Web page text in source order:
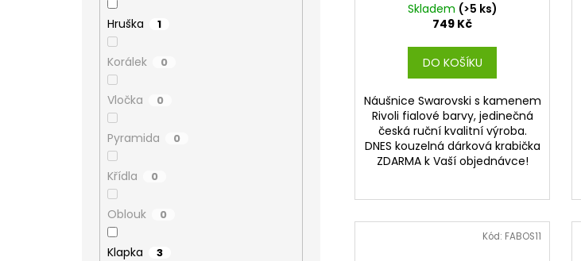
Hruška 1
Korálek 0
Vločka 0
Pyramida 0
Křídla 0
Oblouk 0
Klapka 3
Skladem (>5 ks)
749 Kč
DO KOŠÍKU
Náušnice Swarovski s kamenem
Rivoli fialové barvy, jedinečná
česká ruční kvalitní výroba.
DNES kouzelná dárková krabička
ZDARMA k Vaší objednávce!
Kód: FABOS11